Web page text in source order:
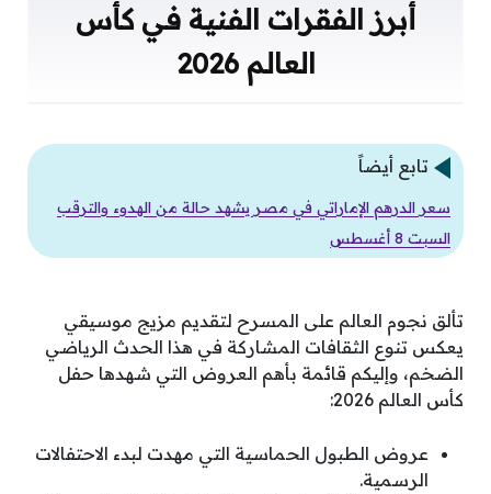
أبرز الفقرات الفنية في كأس
العالم 2026
تابع أيضاً
سعر الدرهم الإماراتي في مصر يشهد حالة من الهدوء والترقب
السبت 8 أغسطس
تألق نجوم العالم على المسرح لتقديم مزيج موسيقي
يعكس تنوع الثقافات المشاركة في هذا الحدث الرياضي
الضخم، وإليكم قائمة بأهم العروض التي شهدها حفل
كأس العالم 2026:
عروض الطبول الحماسية التي مهدت لبدء الاحتفالات
الرسمية.